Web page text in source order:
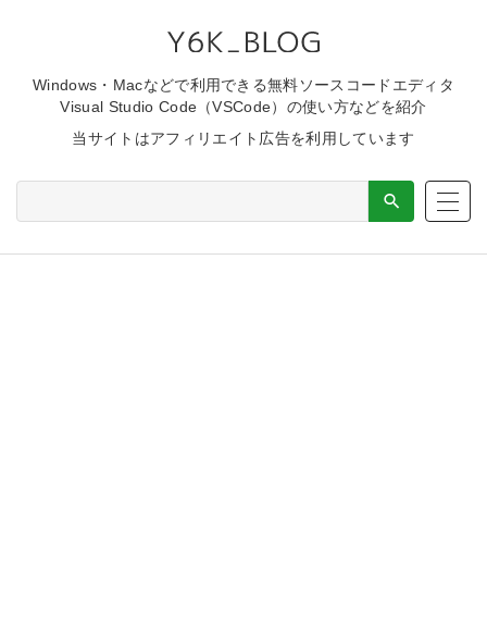
Windows・Macなどで利用できる無料ソースコードエディタ
Visual Studio Code（VSCode）の使い方などを紹介
当サイトはアフィリエイト広告を利用しています